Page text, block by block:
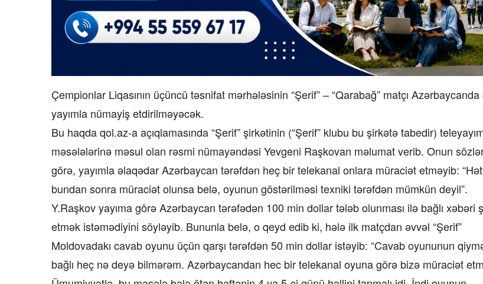
Çempionlar Liqasının üçüncü təsnifat mərhələsinin “Şerif” – “Qarabağ” matçı Azərbaycanda
yayımla nümayiş etdirilməyəcək.
Bu haqda qol.az-a açıqlamasında “Şerif” şirkətinin (“Şerif” klubu bu şirkətə tabedir)
məsələlərinə məsul olan rəsmi nümayəndəsi Yevgeni Raşkovan məlumat verib. Onun
görə, yayımla əlaqədar Azərbaycan tərəfdən heç bir telekanal onlara müraciət etməyib:
bundan sonra müraciət olunsa belə, oyunun göstərilməsi texniki tərəfdən mümkün deyil”.
Y.Raşkov yayıma görə Azərbaycan tərəfədən 100 min dollar tələb olunması ilə bağlı xəbəri
etmək istəmədiyini söyləyib. Bununla belə, o qeyd edib ki, hələ ilk matçdan əvvəl “Şerif”
Moldovadakı cavab oyunu üçün qarşı tərəfdən 50 min dollar istəyib: “Cavab oyununun
bağlı heç nə deyə bilmərəm. Azərbaycandan hec bir telekanal oyuna görə bizə müraciət